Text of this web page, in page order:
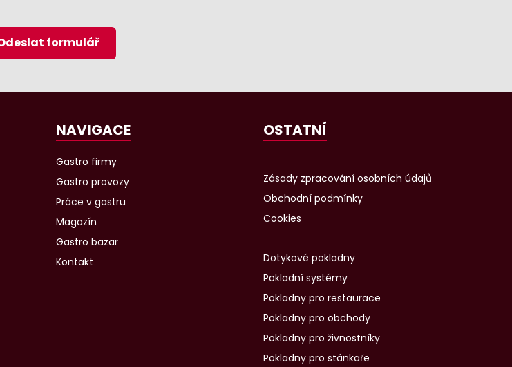
formulář
NAVIGACE
Gastro firmy
Gastro provozy
Práce v gastru
Magazín
Gastro bazar
Kontakt
OSTATNÍ
Zásady zpracování osobních údajů
Obchodní podmínky
Cookies
Dotykové pokladny
Pokladní systémy
Pokladny pro restaurace
Pokladny pro obchody
Pokladny pro živnostníky
Pokladny pro stánkaře